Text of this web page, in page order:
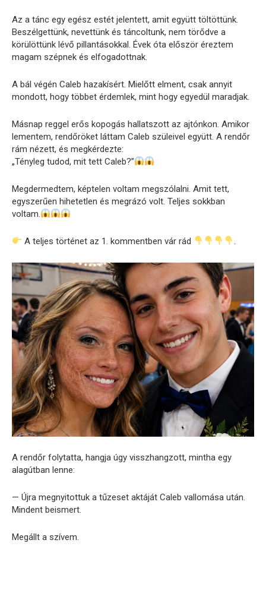
Az a tánc egy egész estét jelentett, amit együtt töltöttünk.
Beszélgettünk, nevettünk és táncoltunk, nem törődve a
körülöttünk lévő pillantásokkal. Évek óta először éreztem
magam szépnek és elfogadottnak.
A bál végén Caleb hazakísért. Mielőtt elment, csak annyit
mondott, hogy többet érdemlek, mint hogy egyedül maradjak.
Másnap reggel erős kopogás hallatszott az ajtónkon. Amikor
lementem, rendőröket láttam Caleb szüleivel együtt. A rendőr
rám nézett, és megkérdezte:
„Tényleg tudod, mit tett Caleb?”
Megdermedtem, képtelen voltam megszólalni. Amit tett,
egyszerűen hihetetlen és megrázó volt. Teljes sokkban
voltam.
A teljes történet az 1. kommentben vár rád .
A rendőr folytatta, hangja úgy visszhangzott, mintha egy
alagútban lenne:
— Újra megnyitottuk a tűzeset aktáját Caleb vallomása után.
Mindent beismert.
Megállt a szívem.